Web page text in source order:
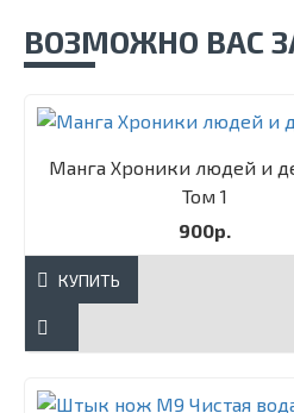
ВОЗМОЖНО ВАС
Манга Хроники людей и
Том 1
900р.
КУПИТЬ